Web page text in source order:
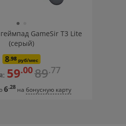
GameSir T3 Lite
(серый)
8.98руб/мес
59.0089.77
6.28 на бонусную карту